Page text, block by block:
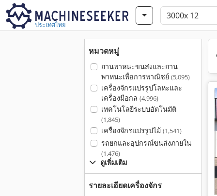
ประเทศไทย
หมวดหมู่
ยานพาหนะขนส่งและยาน
พาหนะเพื่อการพาณิชย์ (5,095)
เครื่องจักรแปรรูปโลหะและ
เครื่องมือกล (4,996)
เทคโนโลยีระบบอัตโนมัติ
(1,845)
เครื่องจักรแปรรูปไม้ (1,541)
รถยกและอุปกรณ์ขนส่งภายใน
(1,476)
ดูเพิ่มเติม
รายละเอียดเครื่องจักร